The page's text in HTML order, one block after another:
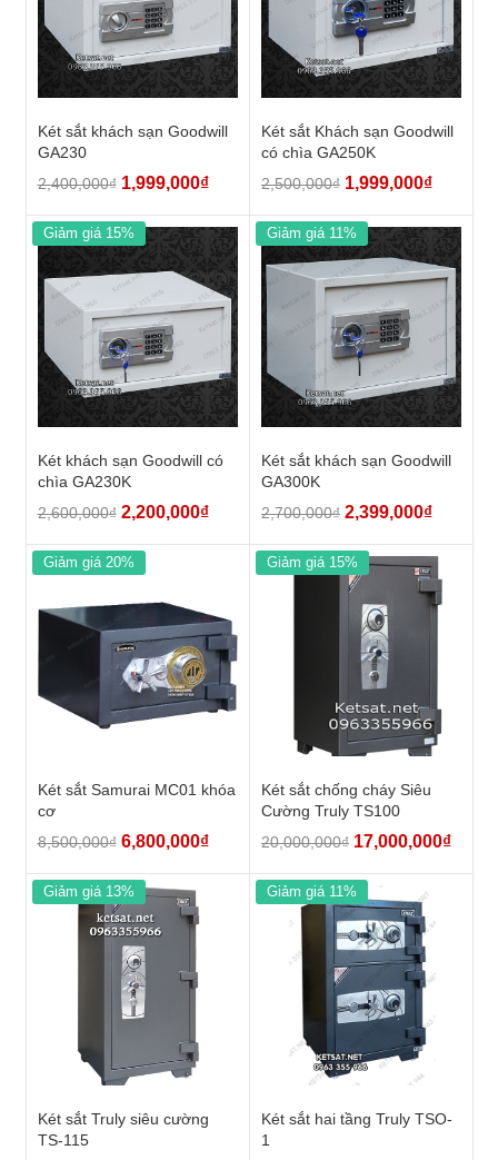
Két sắt khách sạn Goodwill
GA230
2,400,000₫ 1,999,000₫
Két sắt Khách sạn Goodwill
có chìa GA250K
2,500,000₫ 1,999,000₫
Giảm giá 15%
Két khách sạn Goodwill có
chìa GA230K
2,600,000₫ 2,200,000₫
Giảm giá 11%
Két sắt khách sạn Goodwill
GA300K
2,700,000₫ 2,399,000₫
Giảm giá 20%
Két sắt Samurai MC01 khóa
cơ
8,500,000₫ 6,800,000₫
Giảm giá 15%
Két sắt chống cháy Siêu
Cường Truly TS100
20,000,000₫ 17,000,000₫
Giảm giá 13%
Két sắt Truly siêu cường
TS-115
Giảm giá 11%
Két sắt hai tầng Truly TSO-
1